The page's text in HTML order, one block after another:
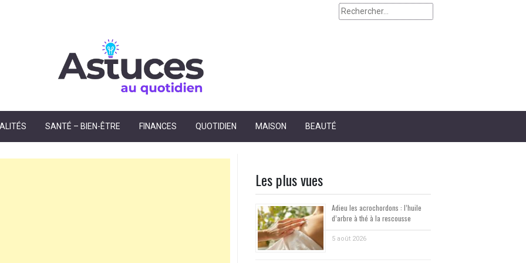
Rechercher :
SANTÉ – BIEN-ÊTRE FINANCES QUOTIDIEN MAISON BEAUTÉ
Les plus vues
Adieu les acrochordons : l’huile
d’arbre à thé à la rescousse
5 août 2026